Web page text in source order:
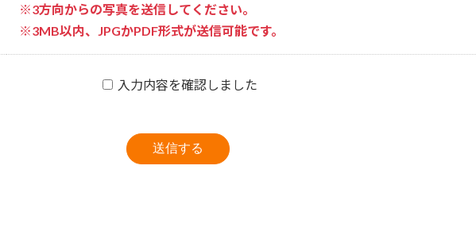
※3方向からの写真を送信してください。
※3MB以内、JPGかPDF形式が送信可能です。
入力内容を確認しました